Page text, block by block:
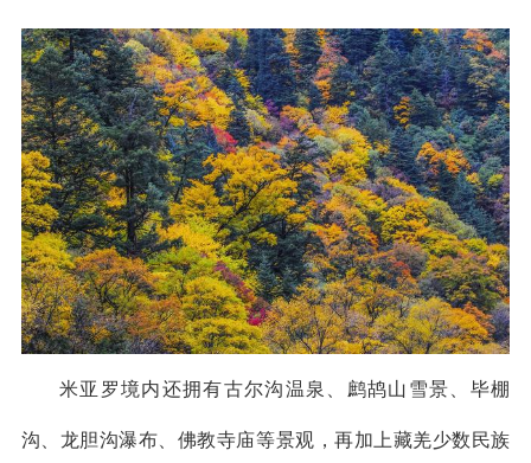
米亚罗境内还拥有古尔沟温泉、鹧鸪山雪景、毕棚
沟、龙胆沟瀑布、佛教寺庙等景观，再加上藏羌少数民族